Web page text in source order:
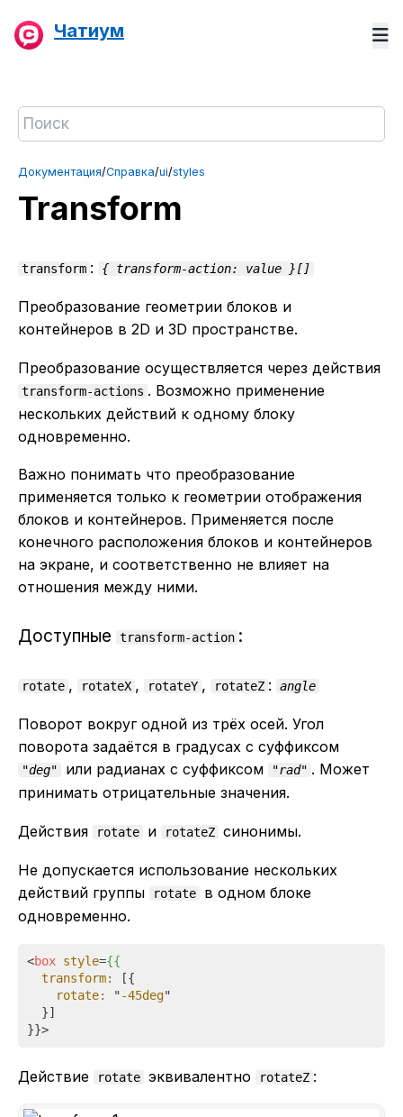
Чатиум
Документация/Справка/ui/styles
Transform
transform : { transform-action: value }[]
Преобразование геометрии блоков и
контейнеров в 2D и 3D пространстве.
Преобразование осуществляется через действия
transform-actions . Возможно применение
нескольких действий к одному блоку
одновременно.
Важно понимать что преобразование
применяется только к геометрии отображения
блоков и контейнеров. Применяется после
конечного расположения блоков и контейнеров
на экране, и соответственно не влияет на
отношения между ними.
Доступные transform-action :
rotate , rotateX , rotateY , rotateZ : angle
Поворот вокруг одной из трёх осей. Угол
поворота задаётся в градусах с суффиксом
"deg" или радианах с суффиксом "rad" . Может
принимать отрицательные значения.
Действия rotate и rotateZ синонимы.
Не допускается использование нескольких
действий группы
rotate
в одном блоке
одновременно.
<box style={{
transform:
[{
rotate:
" -45deg"
  }]
}}>
Действие rotate эквивалентно rotateZ :